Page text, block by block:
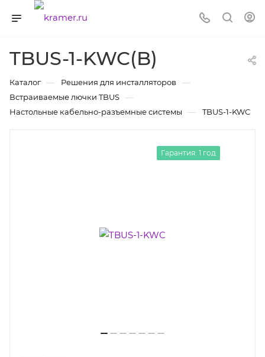
TBUS-1-KWC(B)
Каталог — Решения для инсталляторов —
Встраиваемые лючки TBUS —
Настольные кабельно-разъемные системы — TBUS-1-KWC
Гарантия: 1 год